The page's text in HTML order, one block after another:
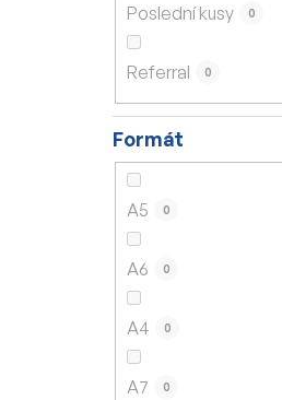
Poslední kusy 0
Referral 0
Formát
A5 0
A6 0
A4 0
A7 0